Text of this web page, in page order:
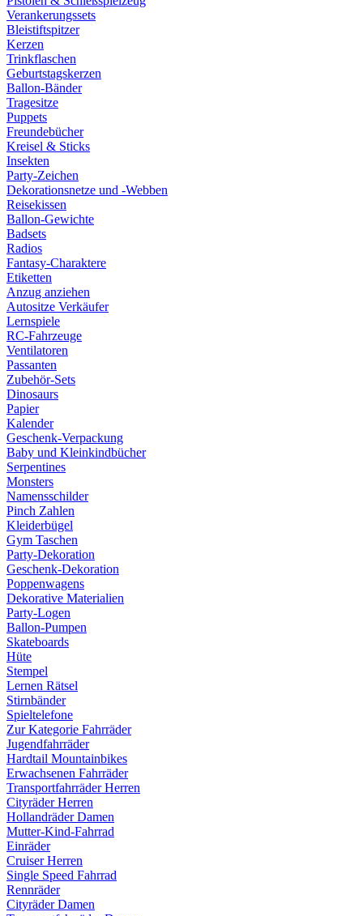
Verankerungssets
Bleistiftspitzer
Kerzen
Trinkflaschen
Geburtstagskerzen
Ballon-Bänder
Tragesitze
Puppets
Freundebücher
Kreisel & Sticks
Insekten
Party-Zeichen
Dekorationsnetze und -Webben
Reisekissen
Ballon-Gewichte
Badsets
Radios
Fantasy-Charaktere
Etiketten
Anzug anziehen
Autositze Verkäufer
Lernspiele
RC-Fahrzeuge
Ventilatoren
Passanten
Zubehör-Sets
Dinosaurs
Papier
Kalender
Geschenk-Verpackung
Baby und Kleinkindbücher
Serpentines
Monsters
Namensschilder
Pinch Zahlen
Kleiderbügel
Gym Taschen
Party-Dekoration
Geschenk-Dekoration
Poppenwagens
Dekorative Materialien
Party-Logen
Ballon-Pumpen
Skateboards
Hüte
Stempel
Lernen Rätsel
Stirnbänder
Spieltelefone
Zur Kategorie Fahrräder
Jugendfahrräder
Hardtail Mountainbikes
Erwachsenen Fahrräder
Transportfahrräder Herren
Cityräder Herren
Hollandräder Damen
Mutter-Kind-Fahrrad
Einräder
Cruiser Herren
Single Speed Fahrrad
Rennräder
Cityräder Damen